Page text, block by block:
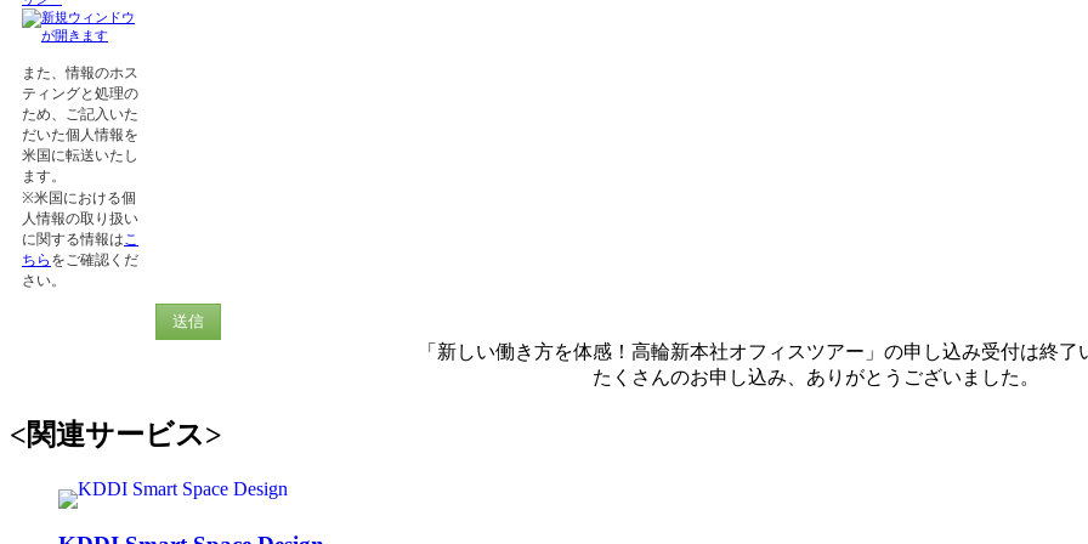
また、情報のホス
ティングと処理の
ため、ご記入いた
だいた個人情報を
米国に転送いたし
ます。
※米国における個
人情報の取り扱い
に関する情報はこ
ちら をご確認くだ
さい。
送信
「新しい働き方を体感！高輪新本社オフィスツアー」の申し込み受付は終了
たくさんのお申し込み、ありがとうございました。
<関連サービス>